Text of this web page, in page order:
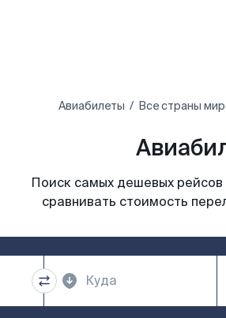
Авиабилеты Все страны
Поиск самых дешевых
сравнивать стоимость